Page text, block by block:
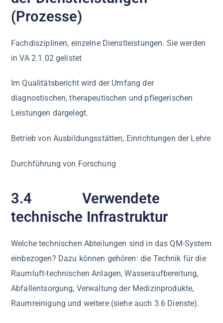
(Prozesse)
Fachdisziplinen, einzelne Dienstleistungen. Sie werden
in VA 2.1.02 gelistet
Im Qualitätsbericht wird der Umfang der
diagnostischen, therapeutischen und pflegerischen
Leistungen dargelegt.
Betrieb von Ausbildungsstätten, Einrichtungen der Lehre
Durchführung von Forschung
3.4 Verwendete
technische Infrastruktur
Welche technischen Abteilungen sind in das QM-System
einbezogen? Dazu können gehören: die Technik für die
Raumluft-technischen Anlagen, Wasseraufbereitung,
Abfallentsorgung, Verwaltung der Medizinprodukte,
Raumreinigung und weitere (siehe auch 3.6 Dienste).